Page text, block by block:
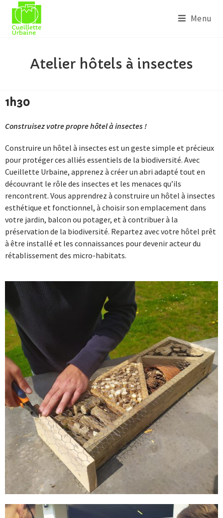
Menu
Atelier hôtels à insectes
1h30
Construisez votre propre hôtel à insectes !
Construire un hôtel à insectes est un geste simple et précieux
pour protéger ces alliés essentiels de la biodiversité. Avec
Cueillette Urbaine, apprenez à créer un abri adapté tout en
découvrant le rôle des insectes et les menaces qu’ils
rencontrent. Vous apprendrez à construire un hôtel à insectes
esthétique et fonctionnel, à choisir son emplacement dans
votre jardin, balcon ou potager, et à contribuer à la
préservation de la biodiversité. Repartez avec votre hôtel prêt
à être installé et les connaissances pour devenir acteur du
rétablissement des micro-habitats.